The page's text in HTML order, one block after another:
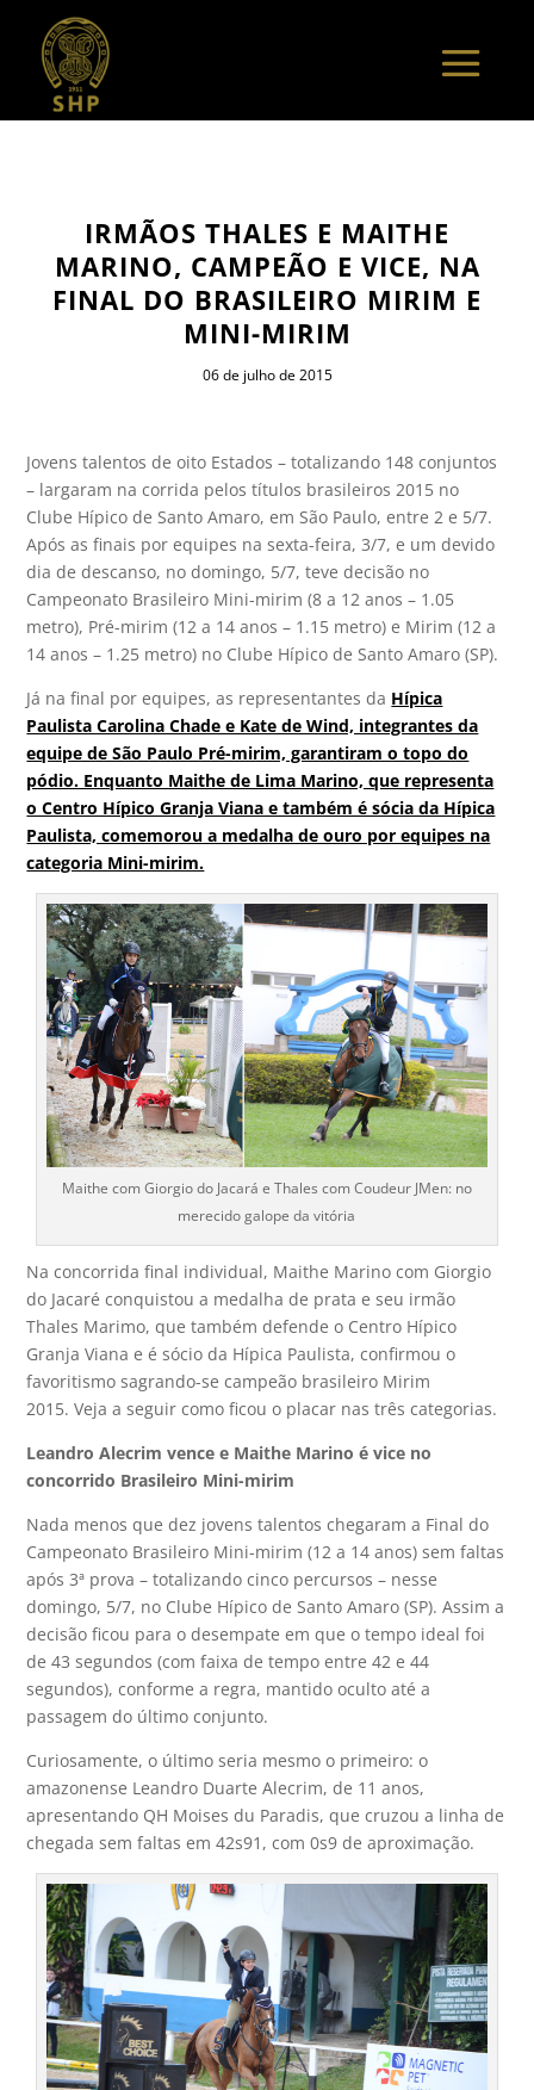
IRMÃOS THALES E MAITHE
MARINO, CAMPEÃO E VICE, NA
FINAL DO BRASILEIRO MIRIM E
MINI-MIRIM
06 de julho de 2015
Jovens talentos de oito Estados – totalizando 148 conjuntos
– largaram na corrida pelos títulos brasileiros 2015 no
Clube Hípico de Santo Amaro, em São Paulo, entre 2 e 5/7.
Após as finais por equipes na sexta-feira, 3/7, e um devido
dia de descanso, no domingo, 5/7, teve decisão no
Campeonato Brasileiro Mini-mirim (8 a 12 anos – 1.05
metro), Pré-mirim (12 a 14 anos – 1.15 metro) e Mirim (12 a
14 anos – 1.25 metro) no Clube Hípico de Santo Amaro (SP).
Já na final por equipes, as representantes da Hípica
Paulista Carolina Chade e Kate de Wind, integrantes da
equipe de São Paulo Pré-mirim, garantiram o topo do
pódio. Enquanto Maithe de Lima Marino, que representa
o Centro Hípico Granja Viana e também é sócia da Hípica
Paulista, comemorou a medalha de ouro por equipes na
categoria Mini-mirim.
Maithe com Giorgio do Jacará e Thales com Coudeur JMen: no
merecido galope da vitória
Na concorrida final individual, Maithe Marino com Giorgio
do Jacaré conquistou a medalha de prata e seu irmão
Thales Marimo, que também defende o Centro Hípico
Granja Viana e é sócio da Hípica Paulista, confirmou o
favoritismo sagrando-se campeão brasileiro Mirim
2015. Veja a seguir como ficou o placar nas três categorias.
Leandro Alecrim vence e Maithe Marino é vice no
concorrido Brasileiro Mini-mirim
Nada menos que dez jovens talentos chegaram a Final do
Campeonato Brasileiro Mini-mirim (12 a 14 anos) sem faltas
após 3ª prova – totalizando cinco percursos – nesse
domingo, 5/7, no Clube Hípico de Santo Amaro (SP). Assim a
decisão ficou para o desempate em que o tempo ideal foi
de 43 segundos (com faixa de tempo entre 42 e 44
segundos), conforme a regra, mantido oculto até a
passagem do último conjunto.
Curiosamente, o último seria mesmo o primeiro: o
amazonense Leandro Duarte Alecrim, de 11 anos,
apresentando QH Moises du Paradis, que cruzou a linha de
chegada sem faltas em 42s91, com 0s9 de aproximação.